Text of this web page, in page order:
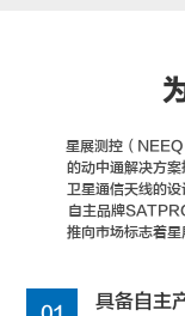
星展测控（
的动中通解决方
卫星通信天线的
自主品牌
推向市场标志着
具备自主